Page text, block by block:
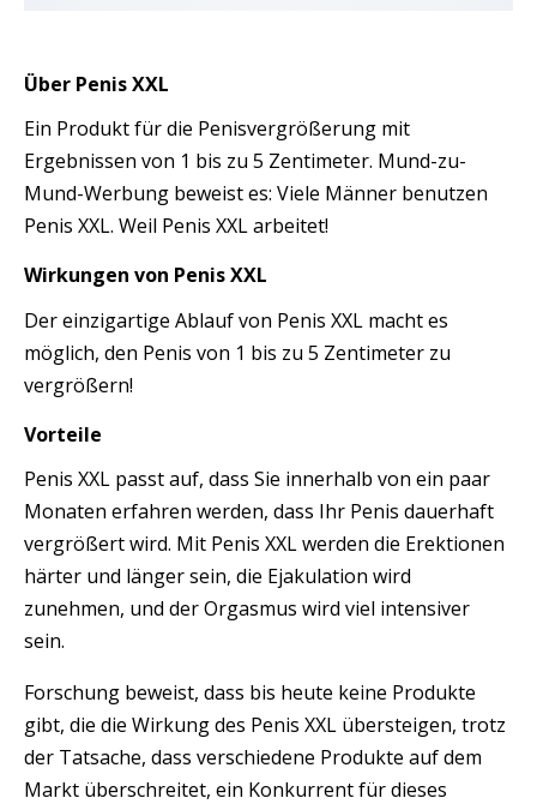
Über Penis XXL
Ein Produkt für die Penisvergrößerung mit
Ergebnissen von 1 bis zu 5 Zentimeter. Mund-zu-
Mund-Werbung beweist es: Viele Männer benutzen
Penis XXL. Weil Penis XXL arbeitet!
Wirkungen von Penis XXL
Der einzigartige Ablauf von Penis XXL macht es
möglich, den Penis von 1 bis zu 5 Zentimeter zu
vergrößern!
Vorteile
Penis XXL passt auf, dass Sie innerhalb von ein paar
Monaten erfahren werden, dass Ihr Penis dauerhaft
vergrößert wird. Mit Penis XXL werden die Erektionen
härter und länger sein, die Ejakulation wird
zunehmen, und der Orgasmus wird viel intensiver
sein.
Forschung beweist, dass bis heute keine Produkte
gibt, die die Wirkung des Penis XXL übersteigen, trotz
der Tatsache, dass verschiedene Produkte auf dem
Markt überschreitet, ein Konkurrent für dieses